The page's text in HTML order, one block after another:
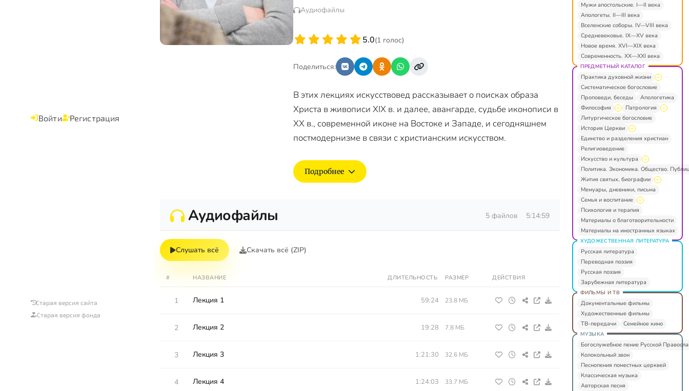
Войти Регистрация
Старая версия сайта
Старая версия фонда
Аудиофайлы
5.0(1 голос)
Поделиться:
В этих лекциях искусствовед рассказывает о поисках образа
Христа в живописи XIX в. и далее, авангарде, судьбе иконописи в
XX в., современной иконе на Востоке и Западе, и сегодняшнем
постмодернизме в связи с христианским искусством.
Подробнее
Аудиофайлы 5 файлов 5:14:59
Слушать всё Скачать всё (ZIP)
# НАЗВАНИЕ ДЛИТЕЛЬНОСТЬ РАЗМЕР ДЕЙСТВИЯ
1 Лекция 1 59:24 23.8 МБ
2 Лекция 2 19:28 7.8 МБ
3 Лекция 3 1:21:30 32.6 МБ
4 Лекция 4 1:24:03 33.7 МБ
Мужи апостольские. I—II века
Апологеты. II—III века
Вселенские соборы. IV—VIII века
Средневековье. IX—XV века
Новое время. XVI—XIX века
Современность. XX—XXI века
ПРЕДМЕТНЫЙ КАТАЛОГ
Практика духовной жизни
Систематическое богословие
Проповеди, беседы
Апологетика
Философия
Патрология
Литургическое богословие
История Церкви
Единство и разделения христиан
Религиоведение
Искусство и культура
Политика. Экономика. Общество.
Жития святых, биографии
Мемуары, дневники, письма
Семья и воспитание
Психология и терапия
Материалы о благотворительности
Материалы на иностранных языках
ХУДОЖЕСТВЕННАЯ ЛИТЕРАТУРА
Русская литература
Переводная поэзия
Русская поэзия
Зарубежная литература
ФИЛЬМЫ И ТВ
Документальные фильмы
Художественные фильмы
ТВ-передачи
Семейное кино
МУЗЫКА
Богослужебное пение Русской
Колокольный звон
Песнопения поместных церквей
Классическая музыка
Авторская песня